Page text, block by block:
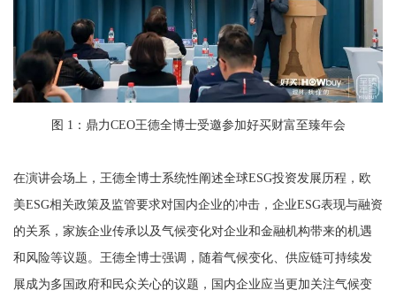
图 1：鼎力CEO王德全博士受邀参加好买财富至臻年会
在演讲会场上，王德全博士系统性阐述全球ESG投资发展历程，欧
美ESG相关政策及监管要求对国内企业的冲击，企业ESG表现与融资
的关系，家族企业传承以及气候变化对企业和金融机构带来的机遇
和风险等议题。王德全博士强调，随着气候变化、供应链可持续发
展成为多国政府和民众关心的议题，国内企业应当更加关注气候变